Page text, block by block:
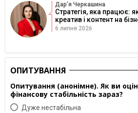
Дарʼя Черкашина
Стратегія, яка працює:
креатив і контент на
6 липня 2026
ОПИТУВАННЯ
Опитування (анонімне). Як ви
фінансову стабільність зараз?
Дуже нестабільна